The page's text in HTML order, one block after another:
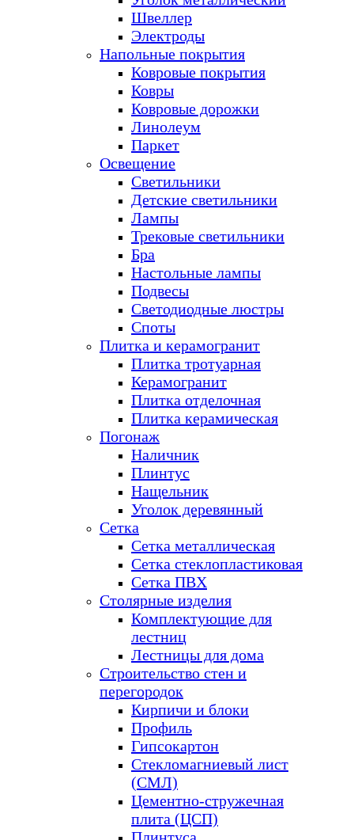
Швеллер
Электроды
Напольные покрытия
Ковровые покрытия
Ковры
Ковровые дорожки
Линолеум
Паркет
Освещение
Светильники
Детские светильники
Лампы
Трековые светильники
Бра
Настольные лампы
Подвесы
Светодиодные люстры
Споты
Плитка и керамогранит
Плитка тротуарная
Керамогранит
Плитка отделочная
Плитка керамическая
Погонаж
Наличник
Плинтус
Нащельник
Уголок деревянный
Сетка
Сетка металлическая
Сетка стеклопластиковая
Сетка ПВХ
Столярные изделия
Комплектующие для
лестниц
Лестницы для дома
Строительство стен и
перегородок
Кирпичи и блоки
Профиль
Гипсокартон
Стекломагниевый лист
(СМЛ)
Цементно-стружечная
плита (ЦСП)